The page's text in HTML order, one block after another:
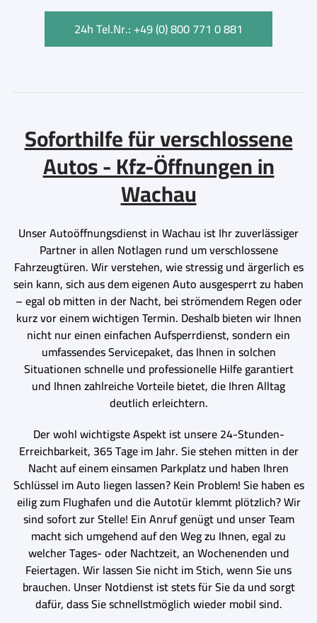
24h Tel.Nr.: +49 (0) 800 771 0 881
Soforthilfe für verschlossene
Autos - Kfz-Öffnungen in
Wachau
Unser Autoöffnungsdienst in Wachau ist Ihr zuverlässiger
Partner in allen Notlagen rund um verschlossene
Fahrzeugtüren. Wir verstehen, wie stressig und ärgerlich es
sein kann, sich aus dem eigenen Auto ausgesperrt zu haben
– egal ob mitten in der Nacht, bei strömendem Regen oder
kurz vor einem wichtigen Termin. Deshalb bieten wir Ihnen
nicht nur einen einfachen Aufsperrdienst, sondern ein
umfassendes Servicepaket, das Ihnen in solchen
Situationen schnelle und professionelle Hilfe garantiert
und Ihnen zahlreiche Vorteile bietet, die Ihren Alltag
deutlich erleichtern.
Der wohl wichtigste Aspekt ist unsere 24-Stunden-
Erreichbarkeit, 365 Tage im Jahr. Sie stehen mitten in der
Nacht auf einem einsamen Parkplatz und haben Ihren
Schlüssel im Auto liegen lassen? Kein Problem! Sie haben es
eilig zum Flughafen und die Autotür klemmt plötzlich? Wir
sind sofort zur Stelle! Ein Anruf genügt und unser Team
macht sich umgehend auf den Weg zu Ihnen, egal zu
welcher Tages- oder Nachtzeit, an Wochenenden und
Feiertagen. Wir lassen Sie nicht im Stich, wenn Sie uns
brauchen. Unser Notdienst ist stets für Sie da und sorgt
dafür, dass Sie schnellstmöglich wieder mobil sind.